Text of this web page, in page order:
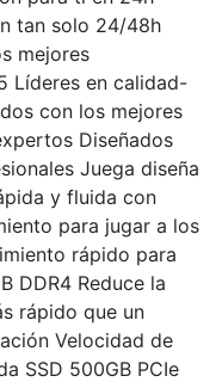
tan solo 24/48h
mejores
Líderes en calidad-
con los mejores
Diseñados
Juega diseña
y fluida con
para jugar a los
rápido para
DDR4 Reduce la
rápido que un
Velocidad de
SSD 500GB PCIe